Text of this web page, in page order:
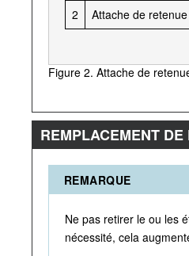
2
Attache de retenue
Figure 2. Attache de
REMPLACEMENT
REMARQUE
Ne pas retirer le ou les
nécessité, cela